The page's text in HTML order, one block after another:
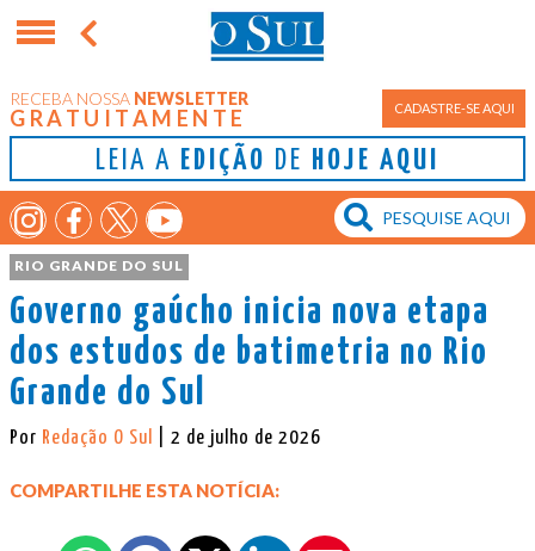
RECEBA NOSSA NEWSLETTER
GRATUITAMENTE CADASTRE-SE AQUI
LEIA A EDIÇÃO DE HOJE AQUI
RIO GRANDE DO SUL
Governo gaúcho inicia nova etapa
dos estudos de batimetria no Rio
Grande do Sul
Por Redação O Sul | 2 de julho de 2026
COMPARTILHE ESTA NOTÍCIA: